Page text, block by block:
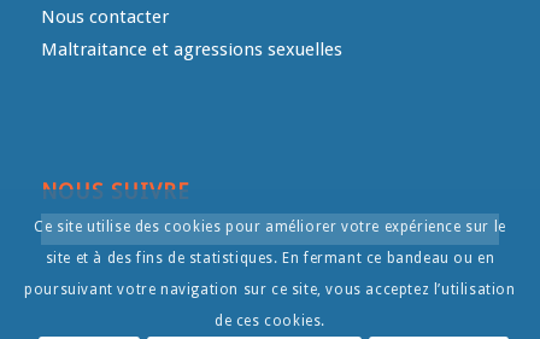
Nous contacter
Maltraitance et agressions sexuelles
NOUS SUIVRE
Ce site utilise des cookies pour améliorer votre expérience sur le
site et à des fins de statistiques. En fermant ce bandeau ou en
poursuivant votre navigation sur ce site, vous acceptez l’utilisation
de ces cookies.